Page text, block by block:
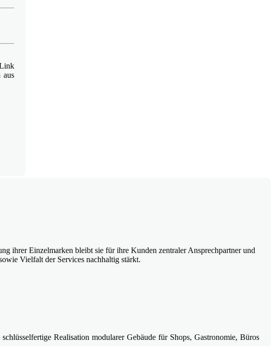
aus
ihrer Einzelmarken bleibt sie für ihre Kunden zentraler Ansprechpartner und
Vielfalt der Services nachhaltig stärkt.
Realisation modularer Gebäude für Shops, Gastronomie, Büros